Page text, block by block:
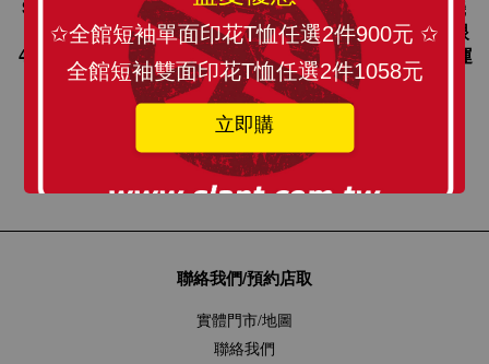
✩全館短袖單面印花T恤任選2件900元 ✩
全館短袖雙面印花T恤任選2件1058元
立即購
SLANT UnitedAthle 日本
吸濕排汗T恤 UA 5900
4.1oz.UV防護 素面T 運動T
恤 透氣T恤
NT$ 190起
加入購物車
SLANT Gilmmer 抗UV機
能運動短褲 4.4oz透氣網眼
布(有口袋) 排汗快乾短褲 運
動休閒居家短褲 4色可選
NT$ 599從
加入購物車
聯絡我們/預約店取
實體門市/地圖
聯絡我們